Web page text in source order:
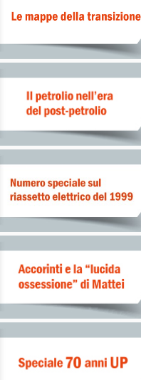
i ribassi'
'Carburanti, tutto fermo'